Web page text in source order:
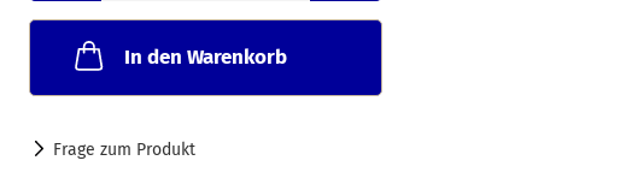
In den Warenkorb
Frage zum Produkt